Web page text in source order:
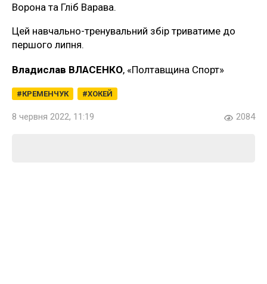
Ворона та Гліб Варава.
Цей навчально-тренувальний збір триватиме до
першого липня.
Владислав ВЛАСЕНКО, «Полтавщина Спорт»
КРЕМЕНЧУК ХОКЕЙ
8 червня 2022, 11:19 2084